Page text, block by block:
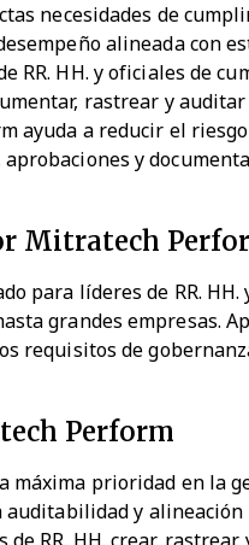
necesidades de
alineada con
RR. HH. y oficiales de
rastrear y
ayuda a reducir el
y
Mitratech
para líderes de RR.
grandes empresas.
requisitos de
Perform
máxima prioridad en la
auditabilidad y
RR. HH. crear,